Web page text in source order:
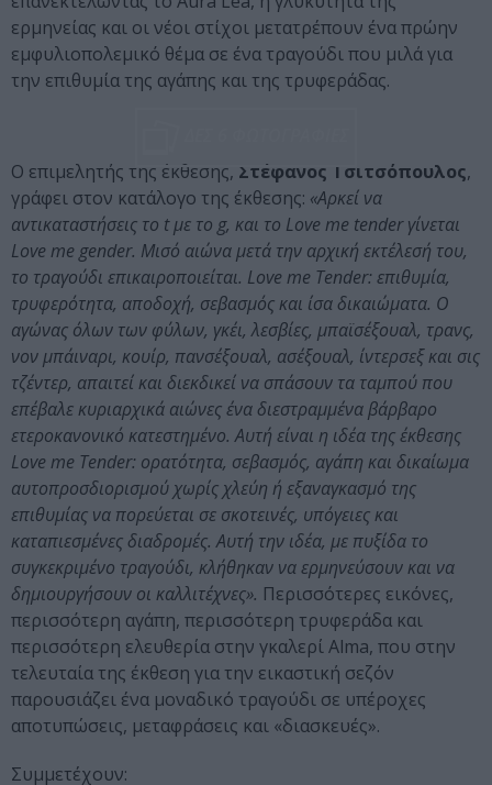
ερμηνείας και οι νέοι στίχοι μετατρέπουν ένα πρώην
εμφυλιοπολεμικό θέμα σε ένα τραγούδι που μιλά για
την επιθυμία της αγάπης και της τρυφεράδας.
Ο επιμελητής της έκθεσης, Στέφανος Τσιτσόπουλος,
γράφει στον κατάλογο της έκθεσης: «Αρκεί να
αντικαταστήσεις το t με το g, και το Love me tender γίνεται
Love me gender. Μισό αιώνα μετά την αρχική εκτέλεσή του,
το τραγούδι επικαιροποιείται. Love me Tender: επιθυμία,
τρυφερότητα, αποδοχή, σεβασμός και ίσα δικαιώματα. Ο
αγώνας όλων των φύλων, γκέι, λεσβίες, μπαϊσέξουαλ, τρανς,
νον μπάιναρι, κουίρ, πανσέξουαλ, ασέξουαλ, ίντερσεξ και σις
τζέντερ, απαιτεί και διεκδικεί να σπάσουν τα ταμπού που
επέβαλε κυριαρχικά αιώνες ένα διεστραμμένα βάρβαρο
ετεροκανονικό κατεστημένο. Αυτή είναι η ιδέα της έκθεσης
Love me Tender: ορατότητα, σεβασμός, αγάπη και δικαίωμα
αυτοπροσδιορισμού χωρίς χλεύη ή εξαναγκασμό της
επιθυμίας να πορεύεται σε σκοτεινές, υπόγειες και
καταπιεσμένες διαδρομές. Αυτή την ιδέα, με πυξίδα το
συγκεκριμένο τραγούδι, κλήθηκαν να ερμηνεύσουν και να
δημιουργήσουν οι καλλιτέχνες». Περισσότερες εικόνες,
περισσότερη αγάπη, περισσότερη τρυφεράδα και
περισσότερη ελευθερία στην γκαλερί Alma, που στην
τελευταία της έκθεση για την εικαστική σεζόν
παρουσιάζει ένα μοναδικό τραγούδι σε υπέροχες
αποτυπώσεις, μεταφράσεις και «διασκευές».
Συμμετέχουν: